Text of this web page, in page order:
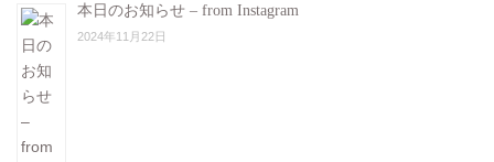
本日のお知らせ – from Instagram
2024年11月22日